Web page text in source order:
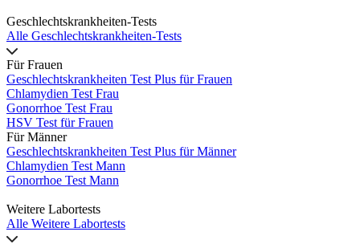
Geschlechtskrankheiten-Tests
Alle Geschlechtskrankheiten-Tests
Für Frauen
Geschlechtskrankheiten Test Plus für Frauen
Chlamydien Test Frau
Gonorrhoe Test Frau
HSV Test für Frauen
Für Männer
Geschlechtskrankheiten Test Plus für Männer
Chlamydien Test Mann
Gonorrhoe Test Mann
Weitere Labortests
Alle Weitere Labortests